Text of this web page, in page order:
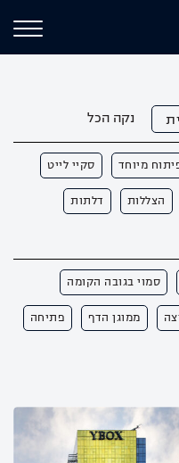
נקה הכל
מיוחד סקיי לייט
הצללות דלתות
סמוי בגובה הקומה
ממוגן הדף פתיחה